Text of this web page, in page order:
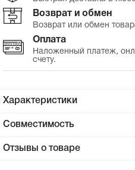
Сцепное устройство, шплинт
Прокладки на мотоблок
Возврат и обмен
Возврат или обмен
Оплата
Наложенный платеж,
счету.
Характеристики
Совместимость
Отзывы о товаре